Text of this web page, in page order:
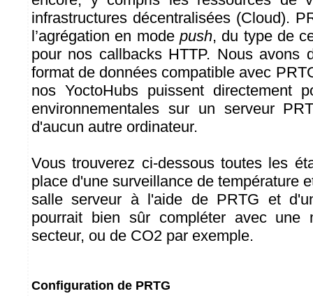
infrastructures décentralisées (Cloud).
l’agrégation en mode push, du type de
pour nos callbacks HTTP. Nous avons
format de données compatible avec
nos YoctoHubs puissent directement
environnementales sur un serveur
d'aucun autre ordinateur.
Vous trouverez ci-dessous toutes les
place d'une surveillance de température
salle serveur à l'aide de PRTG et
pourrait bien sûr compléter avec une
secteur, ou de CO2 par exemple.
Configuration de PRTG